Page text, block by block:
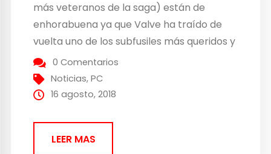
más veteranos de la saga) están de
enhorabuena ya que Valve ha traído de
vuelta uno de los subfusiles más queridos y
al que muchos echaban de menos…
Estamos hablando del MP5. El MP5 ya está
disponible en Counter-Strike: Global
0 Comentarios
Noticias,PC
16 agosto, 2018
LEER MAS